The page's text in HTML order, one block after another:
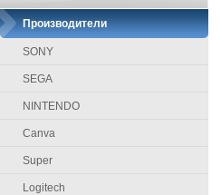
Производители
SONY
SEGA
NINTENDO
Canva
Super
Logitech